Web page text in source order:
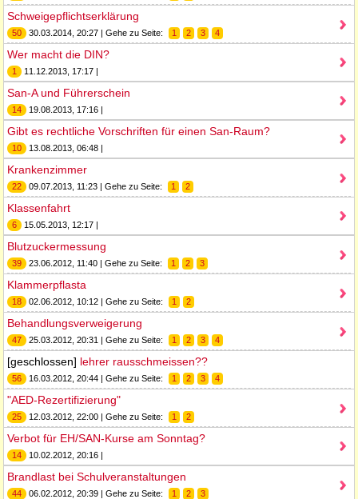
Schweigepflichtserklärung
50 30.03.2014, 20:27 | Gehe zu Seite: 1 2 3 4
Wer macht die DIN?
1 11.12.2013, 17:17 |
San-A und Führerschein
14 19.08.2013, 17:16 |
Gibt es rechtliche Vorschriften für einen San-Raum?
10 13.08.2013, 06:48 |
Krankenzimmer
22 09.07.2013, 11:23 | Gehe zu Seite: 1 2
Klassenfahrt
6 15.05.2013, 12:17 |
Blutzuckermessung
39 23.06.2012, 11:40 | Gehe zu Seite: 1 2 3
Klammerpflasta
18 02.06.2012, 10:12 | Gehe zu Seite: 1 2
Behandlungsverweigerung
47 25.03.2012, 20:31 | Gehe zu Seite: 1 2 3 4
[geschlossen] lehrer rausschmeissen??
56 16.03.2012, 20:44 | Gehe zu Seite: 1 2 3 4
"AED-Rezertifizierung"
25 12.03.2012, 22:00 | Gehe zu Seite: 1 2
Verbot für EH/SAN-Kurse am Sonntag?
14 10.02.2012, 20:16 |
Brandlast bei Schulveranstaltungen
44 06.02.2012, 20:39 | Gehe zu Seite: 1 2 3